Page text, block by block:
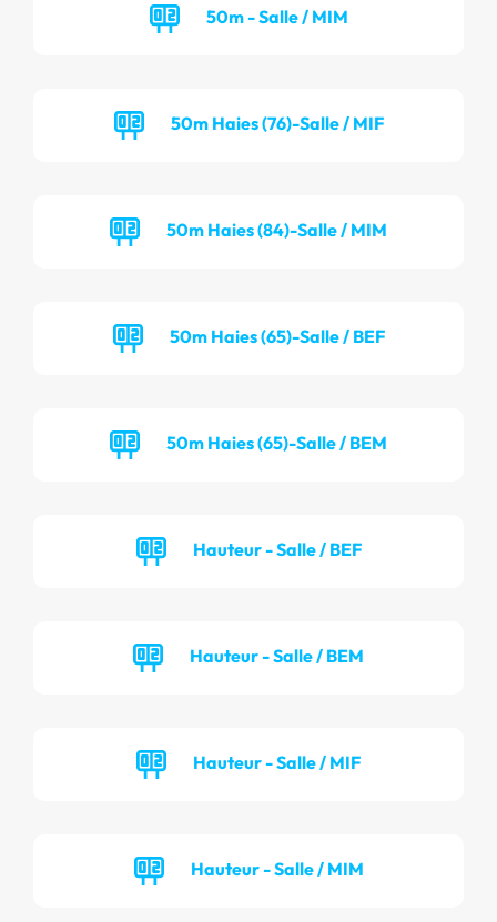
50m - Salle / MIM
50m Haies (76)-Salle / MIF
50m Haies (84)-Salle / MIM
50m Haies (65)-Salle / BEF
50m Haies (65)-Salle / BEM
Hauteur - Salle / BEF
Hauteur - Salle / BEM
Hauteur - Salle / MIF
Hauteur - Salle / MIM